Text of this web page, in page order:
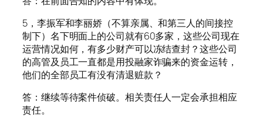
5，李振军和李丽娇（不算亲属、和第三人的间接控
制下）名下明面上的公司就有60多家，这些公司现在
运营情况如何，有多少财产可以冻结查封？这些公司
的高管及员工一直都是用投融家诈骗来的资金运转，
他们的全部员工有没有清退赃款？
答：继续等待案件侦破。相关责任人一定会承担相应
责任。